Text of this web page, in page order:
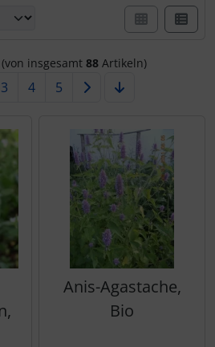
insgesamt 88Artikeln)
3 4 5
Anis-Agastache,
Bio